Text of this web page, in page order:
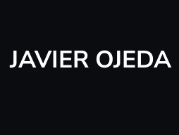
JAVIER OJEDA